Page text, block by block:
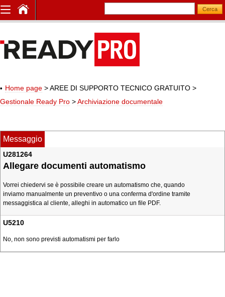
Home page > AREE DI SUPPORTO TECNICO GRATUITO >
Gestionale Ready Pro >Archiviazione documentale
Messaggio
U281264
Allegare documenti automatismo
Vorrei chiedervi se è possibile creare un automatismo che, quando
inviamo manualmente un preventivo o una conferma d'ordine tramite
messaggistica al cliente, alleghi in automatico un file PDF.
U5210
No, non sono previsti automatismi per farlo